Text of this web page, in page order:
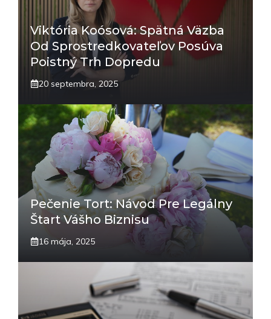
Viktória Koósová: Spätná Väzba
Od Sprostredkovateľov Posúva
Poistný Trh Dopredu
20 septembra, 2025
Pečenie Tort: Návod Pre Legálny
Štart Vášho Biznisu
16 mája, 2025